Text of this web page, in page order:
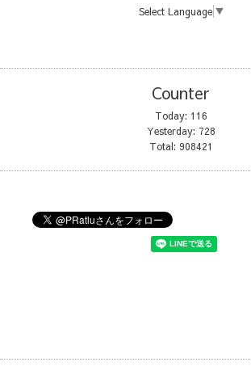
Select Language ▼
Counter
Today: 116
Yesterday: 728
Total: 908421